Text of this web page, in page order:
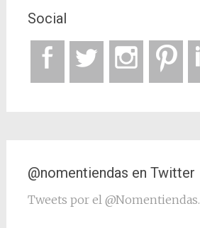
Social
@nomentiendas en Twitter
Tweets por el @Nomentiendas.